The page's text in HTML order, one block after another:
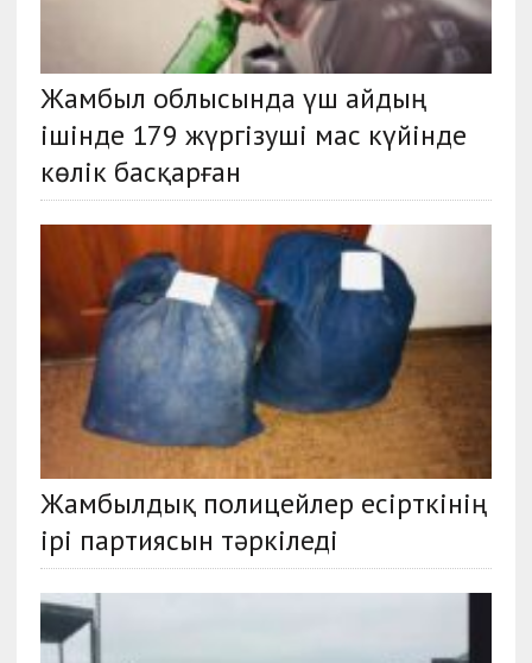
Жамбыл облысында үш айдың
ішінде 179 жүргізуші мас күйінде
көлік басқарған
Жамбылдық полицейлер есірткінің
ірі партиясын тәркіледі